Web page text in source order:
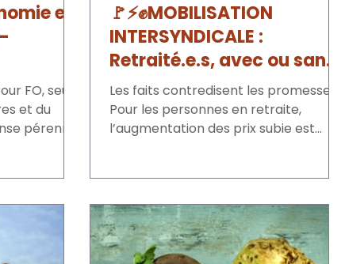
en
et du
pérenne
🚩⚡✊MOBILISATION
INTERSYNDICALE :
Retraité.e.s, avec ou sans
tracteur, toutes et tous
dans la rue le 26 mars
10h30 devant la sous-
Les faits contredisent les promesses :
Pour les personnes en retraite,
l’augmentation des prix subie est